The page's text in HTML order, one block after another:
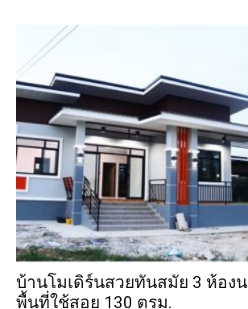
บ้านโมเดิร์นสวยทันสมัย 3 ห้อง
พื้นที่ใช้สอย 130 ตรม.